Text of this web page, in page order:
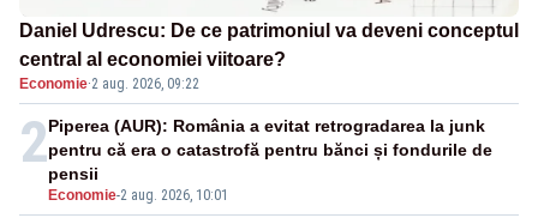
Daniel Udrescu: De ce patrimoniul va deveni conceptul
central al economiei viitoare?
Economie·2 aug. 2026, 09:22
2
Economie-2 aug. 2026, 10:01
Piperea (AUR): România a evitat retrogradarea la junk
pentru că era o catastrofă pentru bănci și fondurile de
pensii